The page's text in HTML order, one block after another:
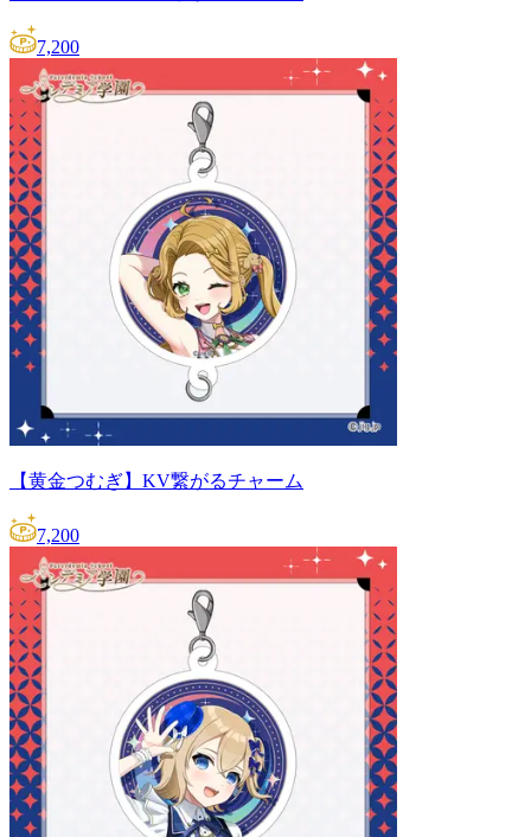
7,200
【黄金つむぎ】KV繋がるチャーム
7,200